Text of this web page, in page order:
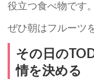
役立つ食べ物です。
ぜひ朝はフルーツ
その日の
情を決める